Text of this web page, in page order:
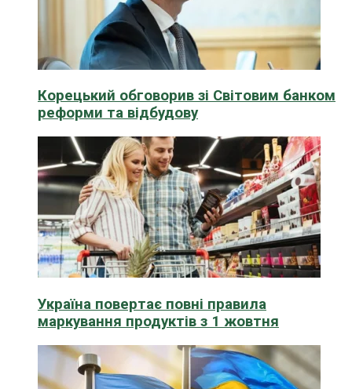
Корецький обговорив зі Світовим банком
реформи та відбудову
Україна повертає повні правила
маркування продуктів з 1 жовтня